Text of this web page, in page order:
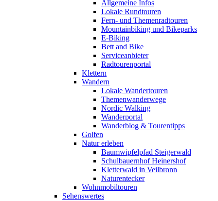
Allgemeine Infos
Lokale Rundtouren
Fern- und Themenradtouren
Mountainbiking und Bikeparks
E-Biking
Bett and Bike
Serviceanbieter
Radtourenportal
Klettern
Wandern
Lokale Wandertouren
Themenwanderwege
Nordic Walking
Wanderportal
Wanderblog & Tourentipps
Golfen
Natur erleben
Baumwipfelpfad Steigerwald
Schulbauernhof Heinershof
Kletterwald in Veilbronn
Naturentecker
Wohnmobiltouren
Sehenswertes